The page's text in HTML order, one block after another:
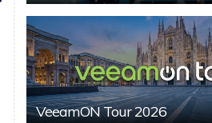
VeeamON Tour 2026